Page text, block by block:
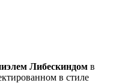
Либескиндом в
в стиле